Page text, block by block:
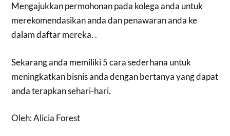
Mengajukkan permohonan pada kolega anda untuk
merekomendasikan anda dan penawaran anda ke
dalam daftar mereka. .
Sekarang anda memiliki 5 cara sederhana untuk
meningkatkan bisnis anda dengan bertanya yang dapat
anda terapkan sehari-hari.
Oleh: Alicia Forest